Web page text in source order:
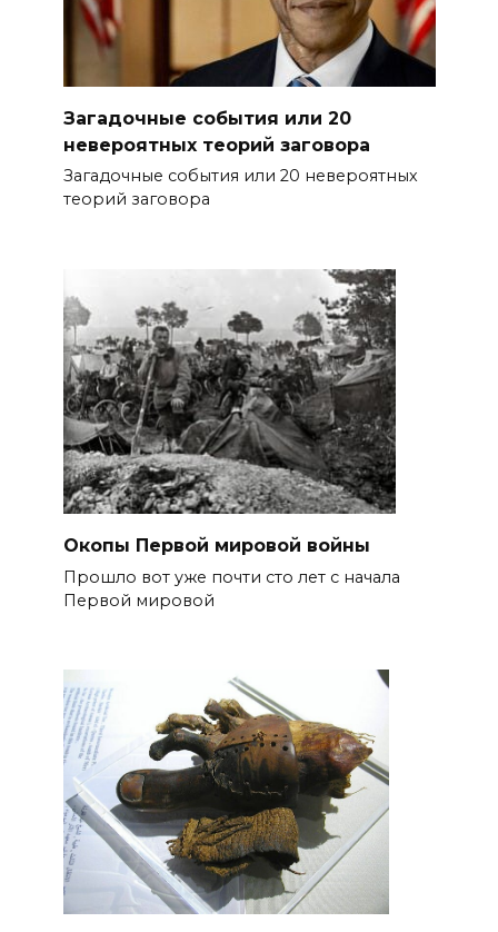
Загадочные события или 20
невероятных теорий заговора
Загадочные события или 20 невероятных
теорий заговора
Окопы Первой мировой войны
Прошло вот уже почти сто лет с начала
Первой мировой